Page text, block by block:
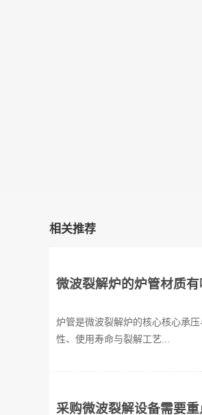
相关推荐
微波裂解炉的炉管材质
炉管是微波裂解炉的核心核心承
性、使用寿命与裂解工艺...
采购微波裂解设备需要重